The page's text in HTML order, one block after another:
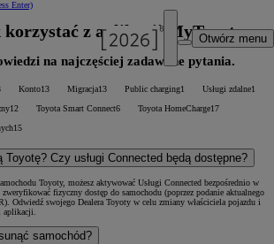
Enter)
Otwórz menu
korzystać z aplikacji MyToyota
na najczęściej zadawane pytania.
Konto13 Migracja13 Public charging1 Usługi zdalne1
12 Toyota Smart Connect6 Toyota HomeCharge17
15
Czy usługi Connected będą dostępne?
Toyoty, możesz aktywować Usługi Connected bezpośrednio w
fizyczny dostęp do samochodu (poprzez podanie aktualnego
Odwiedź swojego Dealera Toyoty w celu zmiany właściciela pojazdu i
aplikacji.
samochód?